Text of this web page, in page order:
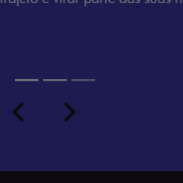
com ainda mais estilo.
PreviousNext